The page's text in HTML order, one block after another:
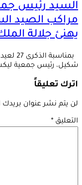
السيد رئيس
مراكب الصيد
يهنئ جلالة
شكيل، رئيس جمعية
اترك تعليقاً
لن يتم نشر عنوان بريدك
التعليق *